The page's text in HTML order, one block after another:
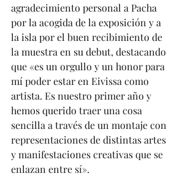
agradecimiento personal a Pacha
por la acogida de la exposición y a
la isla por el buen recibimiento de
la muestra en su debut, destacando
que «es un orgullo y un honor para
mí poder estar en Eivissa como
artista. Es nuestro primer año y
hemos querido traer una cosa
sencilla a través de un montaje con
representaciones de distintas artes
y manifestaciones creativas que se
enlazan entre sí».